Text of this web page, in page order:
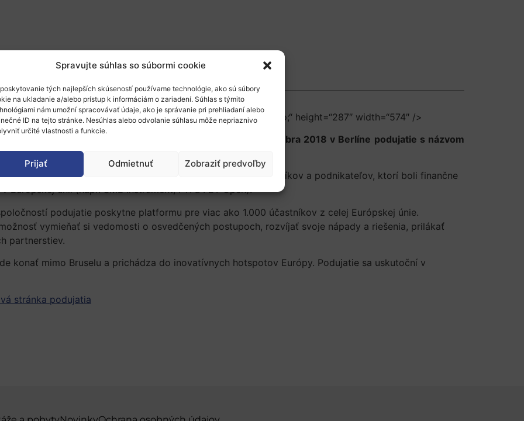
Spravujte súhlas so súbormi cookie
tých najlepších skúseností používame technológie, ako sú súbory
na ukladanie a/alebo prístup k informáciám o zariadení. Súhlas s týmito
nám umožní spracovávať údaje, ako je správanie pri prehliadaní alebo
ID na tejto stránke. Nesúhlas alebo odvolanie súhlasu môže nepriaznivo
určité vlastnosti a funkcie.
Prijať Odmietnuť Zobraziť predvoľby
style=“display: block; margin-left: auto; margin-right: auto;“ height=“287″ width=“574″ />
Council, EIC) pripravuje v termíne od 10. do 11. septembra 2018 v Berlíne podujatie s názvom
malých a stredných podnikov, výskumných pracovníkov a podnikateľov, ktorí boli finančne
únii (napr. SME Instrument, FTI a FET Open).
podujatie poskytne platformu pre viac ako 1.000 účastníkov z celej Európskej únie.
vymieňať si vedomosti o osvedčených postupoch, rozvíjať svoje nápady a riešenia, prilákať
partnerstiev.
konať mimo Bruselu a prichádza do inovatívnych hotspotov Európy. Podujatie sa uskutoční v
stránka podujatia